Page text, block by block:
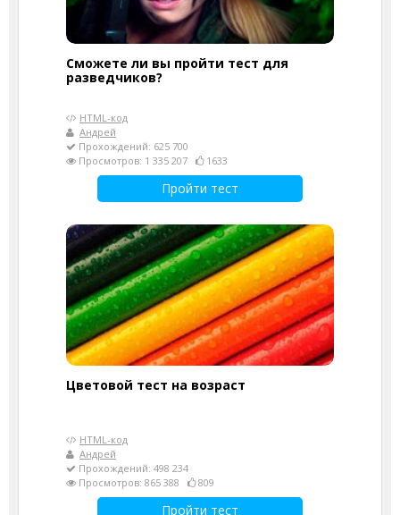
Сможете ли вы пройти тест для
разведчиков?
HTML-код
Андрей
Прохождений: 625 700
Просмотров: 1 335 207
1633
Пройти тест
Цветовой тест на возраст
HTML-код
Андрей
Прохождений: 498 234
Просмотров: 865 388
809
Пройти тест